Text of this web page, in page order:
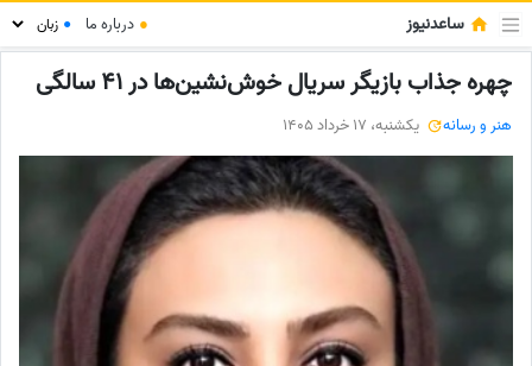
ساعدنیوز ● درباره ما ●
چهره جذاب بازیگر سریال خوش‌نشین‌ها در 41 سالگی
هنر و رسانه یکشنبه، 17 خرداد 1405